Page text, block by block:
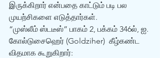
இருக்கிறார் என்பதை காட்டும் படி பல
முயற்சிகளை எடுத்தார்கள்.
“முஸ்லீம் ஸ்டடீஸ்” பாகம் 2, பக்கம் 346ல், ஐ.
கோல்டுசைஹெர் (Goldziher)  கீழ்கண்ட
விதமாக கூறுகிறார்: